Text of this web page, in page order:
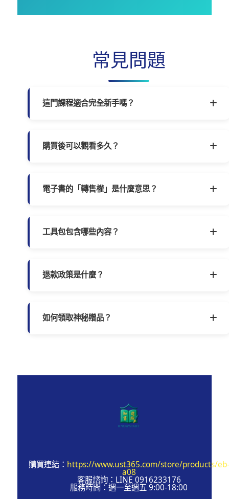
常見問題
這門課程適合完全新手嗎？
的「從零到一」完整指引。即使你沒有任何
線上課程製作經驗，也能跟著步驟一步步完
購買後可以觀看多久？
如果有更新內容，現有學員也能免費獲得。
電子書的「轉售權」是什麼意思？
歸您所有。這是為您創造第一個數位產品的
絕佳起點，也是本課程提供的超值福利之
工具包包含哪些內容？
模板 3)種子學員招募文案範本 4)個人知識變
現定位圖 5)精選工具推薦與免費資源連結
退款政策是什麼？
有，因此恕不提供退款服務。建議您在購買
前詳細了解課程大綱與內容，確認符合您的
如何領取神秘贈品？
助處理。
購買連結： https://www.ust365.com/store/products/eb-
a08
客服諮詢：LINE 0916233176
服務時間：週一至週五 9:00-18:00